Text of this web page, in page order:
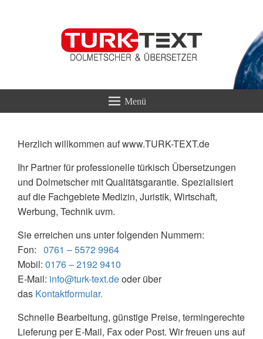
Herzlich willkommen auf www.TURK-TEXT.de
Ihr Partner für professionelle türkisch Übersetzungen
und Dolmetscher mit Qualitätsgarantie. Spezialisiert
auf die Fachgebiete Medizin, Juristik, Wirtschaft,
Werbung, Technik uvm.
Sie erreichen uns unter folgenden Nummern:
Fon: 0761 – 5572 9964
Mobil: 0176 – 2192 9410
E-Mail: info@turk-text.deoder über
das Kontaktformular.
Schnelle Bearbeitung, günstige Preise, termingerechte
Lieferung per E-Mail, Fax oder Post. Wir freuen uns auf